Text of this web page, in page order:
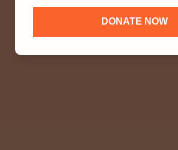
DONATE NOW